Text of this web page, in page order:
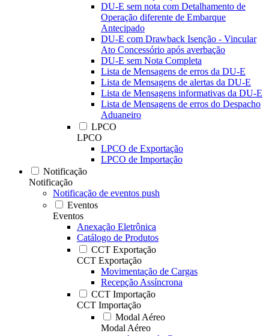
DU-E sem nota com Detalhamento de
Operação diferente de Embarque
Antecipado
DU-E com Drawback Isenção - Vincular
Ato Concessório após averbação
DU-E sem Nota Completa
Lista de Mensagens de erros da DU-E
Lista de Mensagens de alertas da DU-E
Lista de Mensagens informativas da DU-E
Lista de Mensagens de erros do Despacho
Aduaneiro
LPCO
LPCO
LPCO de Exportação
LPCO de Importação
Notificação
Notificação
Notificação de eventos push
Eventos
Eventos
Anexação Eletrônica
Catálogo de Produtos
CCT Exportação
CCT Exportação
Movimentação de Cargas
Recepção Assíncrona
CCT Importação
CCT Importação
Modal Aéreo
Modal Aéreo